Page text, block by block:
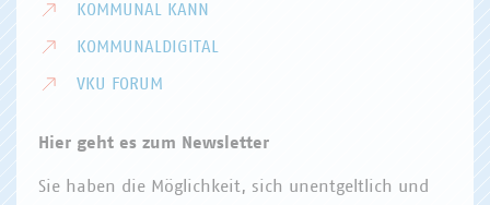
KOMMUNAL KANN
KOMMUNALDIGITAL
VKU FORUM
Hier geht es zum Newsletter
Sie haben die Möglichkeit, sich unentgeltlich und